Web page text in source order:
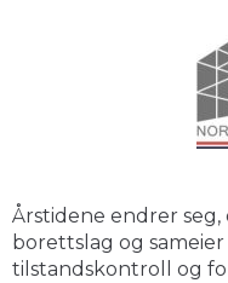
Årstidene endrer
borettslag og
tilstandskontroll og